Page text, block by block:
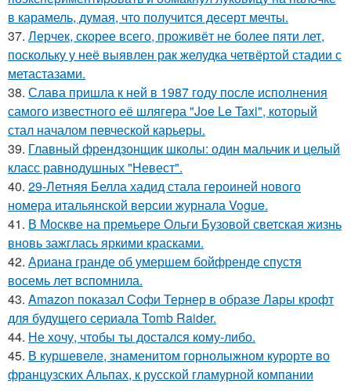
в карамель, думая, что получится десерт мечты.
37. Лерчек, скорее всего, проживёт не более пяти лет,
поскольку у неё выявлен рак желудка четвёртой стадии с
метастазами.
38. Слава пришла к ней в 1987 году после исполнения
самого известного её шлягера "Joe Le Taxi", который
стал началом певческой карьеры.
39. Главный френдзонщик школы: один мальчик и целый
класс равнодушных "Невест".
40. 29-Летняя Белла хадид стала героиней нового
номера итальянской версии журнала Vogue.
41. В Москве на премьере Ольги Бузовой светская жизнь
вновь зажглась яркими красками.
42. Ариана гранде об умершем бойфренде спустя
восемь лет вспомнила.
43. Amazon показал Софи Тернер в образе Лары крофт
для будущего сериала Tomb Raider.
44. Не хочу, чтобы ты достался кому-либо.
45. В куршевеле, знаменитом горнолыжном курорте во
французских Альпах, к русской гламурной компании